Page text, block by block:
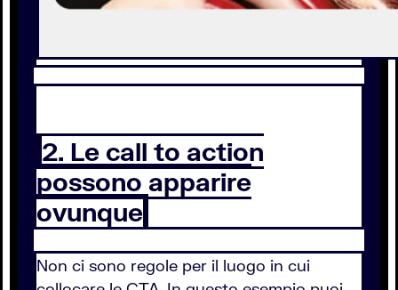
2. Le call to action
possono apparire
ovunque
Non ci sono regole per il luogo in cui